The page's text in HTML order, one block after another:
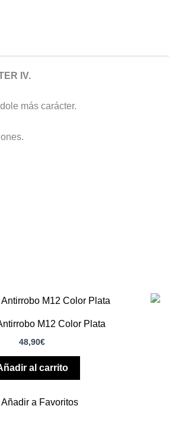
IV.
más carácter.
M12 Color Plata
48,90€
al carrito
Añadir a Favoritos